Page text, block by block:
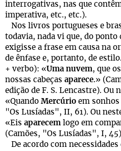
interrogativas, nas que
imperativa, etc., etc.).
Nos livros portugueses e
todavia, nada vi que, do ponto
exigisse a frase em causa na
de ênfase e, portanto, de
+ verbo): «Uma nuvem, que
nossas cabeças aparece.»
edição de F. S. Lencastre). Ou
«Quando Mercúrio em sonhos
"Os Lusíadas", II, 61). Ou
«Eis aparecem logo em
(Camões, "Os Lusíadas", I,
De acordo com